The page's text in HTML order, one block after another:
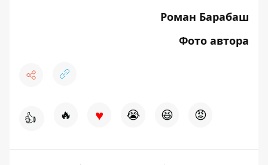
Роман Барабаш
Фото автора
👍 🔥 ♥ 😭 😆 😡